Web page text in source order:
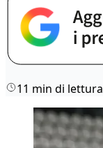
11 min di lettura